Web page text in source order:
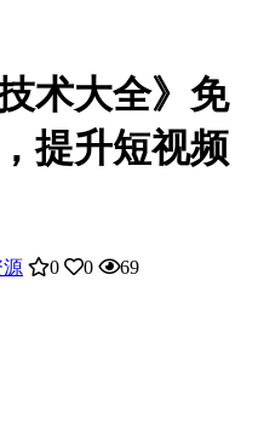
术大全》免
提升短视频
源 0 0 69